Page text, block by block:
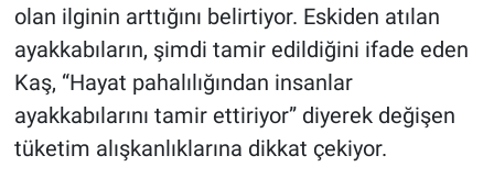
olan ilginin arttığını belirtiyor. Eskiden atılan
ayakkabıların, şimdi tamir edildiğini ifade eden
Kaş, “Hayat pahalılığından insanlar
ayakkabılarını tamir ettiriyor” diyerek değişen
tüketim alışkanlıklarına dikkat çekiyor.